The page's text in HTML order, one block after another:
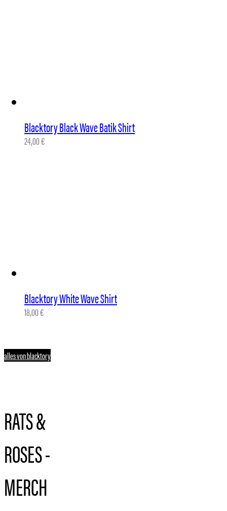
Blacktory Black Wave Batik Shirt
24,00€
Blacktory White Wave Shirt
18,00€
alles von blacktory
RATS &
ROSES -
MERCH